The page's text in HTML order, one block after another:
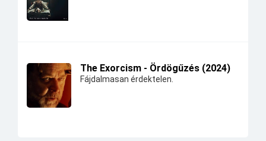
The Exorcism - Ördögűzés (2024)
Fájdalmasan érdektelen.